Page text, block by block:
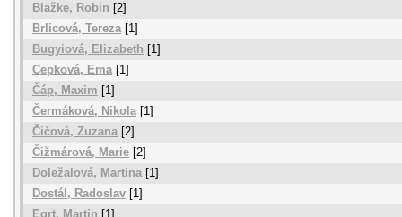
Blažke, Robin [2]
Brlicová, Tereza[1]
Bugyiová, Elizabeth [1]
Cepková, Ema[1]
Čáp, Maxim [1]
Čermáková, Nikola[1]
Čičová, Zuzana [2]
Čižmárová, Marie [2]
Doležalová, Martina [1]
Dostál, Radoslav [1]
Egrt, Martin [1]